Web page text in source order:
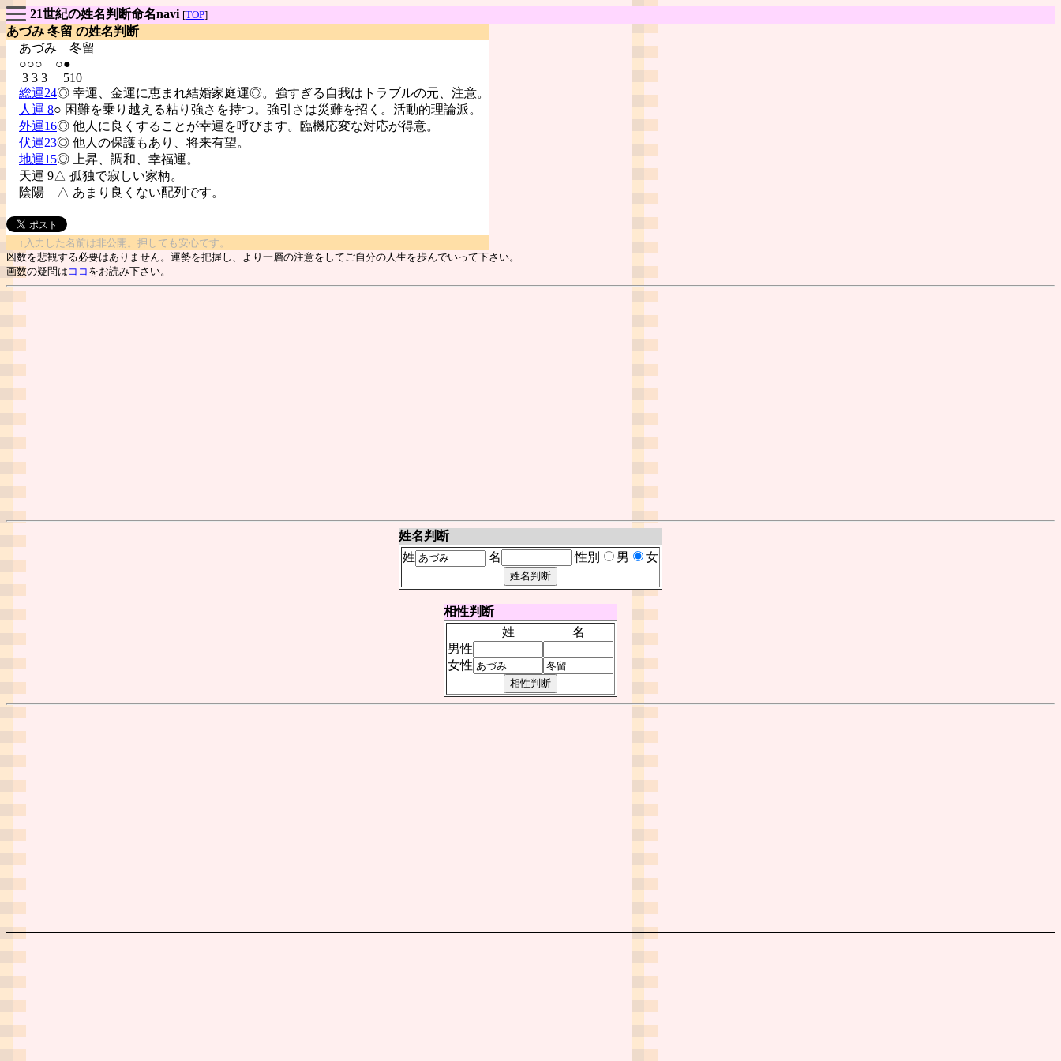
21世紀の姓名判断命名navi [TOP]
あづみ 冬留 の姓名判断
あづみ 冬留
○○○ ○●
3 3 3 510
総運24◎ 幸運、金運に恵まれ結婚家庭運◎。強すぎる自我はトラブルの元、注意。
人運 8○ 困難を乗り越える粘り強さを持つ。強引さは災難を招く。活動的理論派。
外運16◎ 他人に良くすることが幸運を呼びます。臨機応変な対応が得意。
伏運23◎ 他人の保護もあり、将来有望。
地運15◎ 上昇、調和、幸福運。
天運 9△ 孤独で寂しい家柄。
陰陽
△ あまり良くない配列です。
↑入力した名前は非公開。押しても安心です。
凶数を悲観する必要はありません。運勢を把握し、より一層の注意をしてご自分の人生を歩んでいって下さい。
画数の疑問は ココ をお読み下さい。
姓名判断
姓
名 性別 男 女
相性判断
姓
名
男性
女性